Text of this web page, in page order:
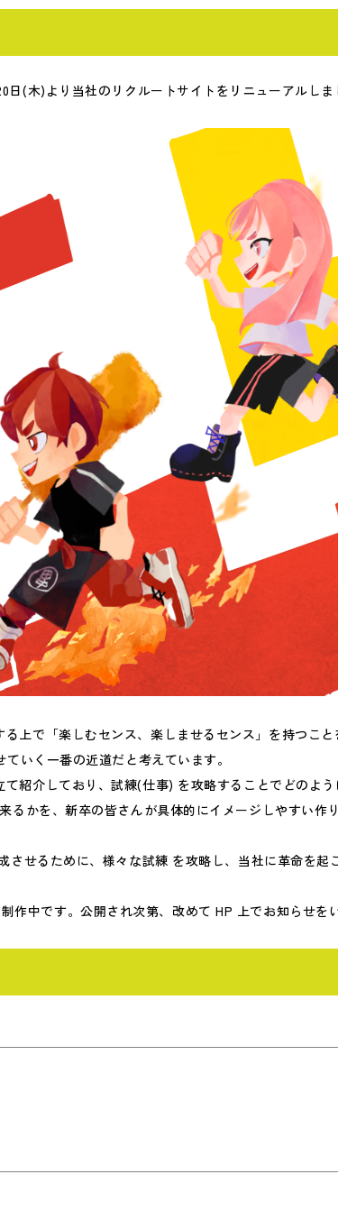
(木)より当社のリクルートサイトをリニューアルしま
上で「楽しむセンス、楽しませるセンス」を持つこ
いく一番の近道だと考えています。
紹介しており、試練(仕事) を攻略することでどのよう
かを、新卒の皆さんが具体的にイメージしやすい作
せるために、様々な試練 を攻略し、当社に革命を起
中です。公開され次第、改めて HP 上でお知らせを